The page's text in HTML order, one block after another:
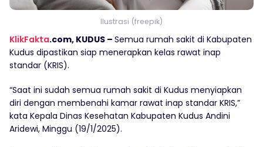
Ilustrasi (freepik)
KlikFakta.com, KUDUS – Semua rumah sakit di Kabupaten
Kudus dipastikan siap menerapkan kelas rawat inap
standar (KRIS).
“Saat ini sudah semua rumah sakit di Kudus menyiapkan
diri dengan membenahi kamar rawat inap standar KRIS,”
kata Kepala Dinas Kesehatan Kabupaten Kudus Andini
Aridewi, Minggu (19/1/2025).